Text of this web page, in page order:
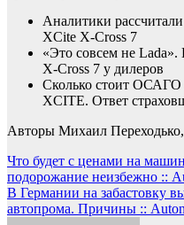
Аналитики
XCite X-Cross 7
«Это совсем не
X-Cross 7 у дилеров
Сколько стоит ОСАГО
XCITE. Ответ
Авторы Михаил
Навигация
по
записям
Что будет с ценами на
подорожание неизбежно ::
В Германии на забастовку
автопрома. Причины ::